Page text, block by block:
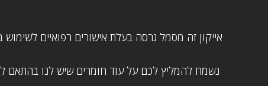
אייקון זה מסמל גרסה בעלת אישורים רפואיים
נשמח להמליץ לכם על עוד חומרים שיש לנו בהתאם